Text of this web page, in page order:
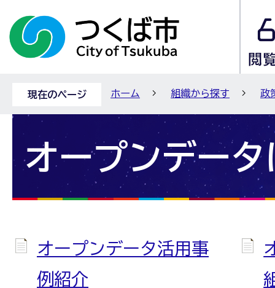
現在のページ ホーム 組織から探す 政
オープンデータ
オープンデータ活用事
例紹介